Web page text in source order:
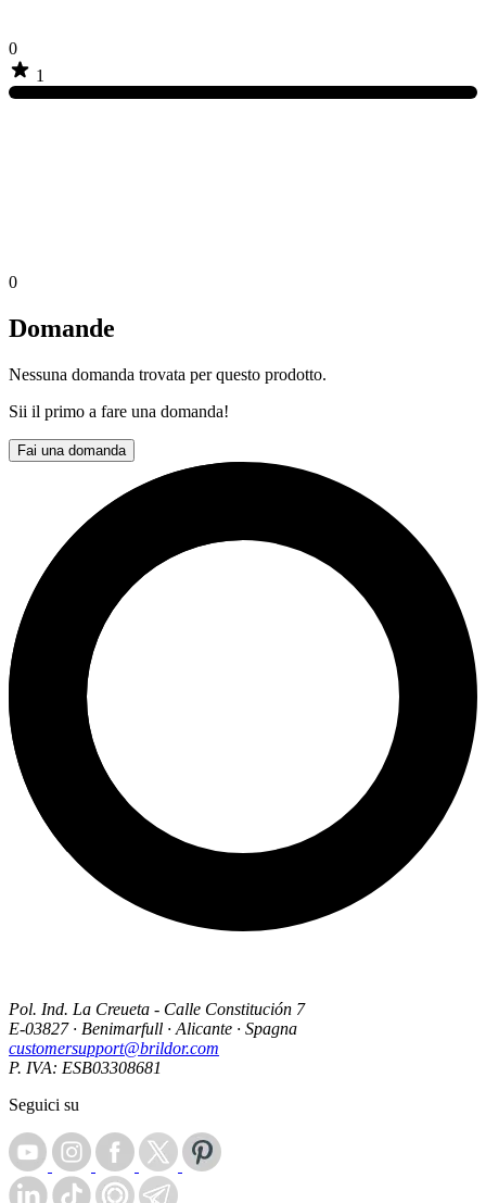
0
1
0
Domande
Nessuna domanda trovata per questo prodotto.
Sii il primo a fare una domanda!
Fai una domanda
Pol. Ind. La Creueta - Calle Constitución 7
E-03827 · Benimarfull · Alicante · Spagna
customersupport@brildor.com
P. IVA: ESB03308681
Seguici su